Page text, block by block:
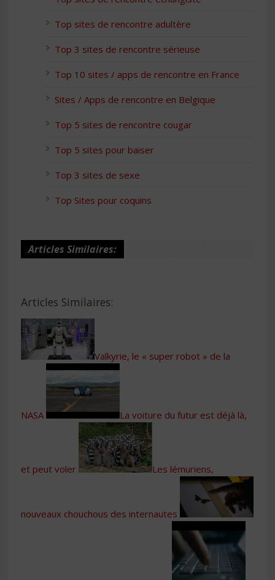
Top sites de rencontre adultère
Top 3 sites de rencontre sérieuse
Top 10 sites / apps de rencontre en France
Sites / Apps de rencontre en Belgique
Top 5 sites de rencontre cougar
Top 5 sites pour baiser
Top 3 sites de sexe
Top Sites pour coquins
Articles Similaires:
Articles Similaires:
Valkyrie, le « super robot » de la
NASA La voiture du futur est déjà là,
et peut voler Les lémuriens,
nouveaux chouchous des internautes